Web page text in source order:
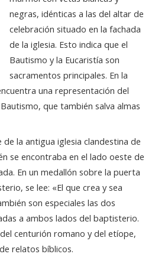
negras, idénticas a las del altar de
celebración situado en la fachada
de la iglesia. Esto indica que el
Bautismo y la Eucaristía son
sacramentos principales. En la
una representación del
que también salva almas
la antigua iglesia clandestina de
se encontraba en el lado oeste de
En un medallón sobre la puerta
se lee: «El que crea y sea
son especiales las dos
a ambos lados del baptisterio.
centurión romano y del etíope,
relatos bíblicos.